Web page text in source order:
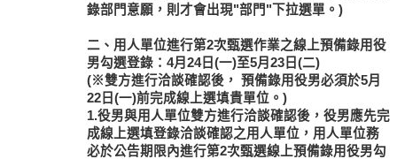
錄部門意願，則才會出現"部門"下拉選單。)
二、用人單位進行第2次甄選作業之線上預備錄用役
男勾選登錄：4月24日(一)至5月23日(二)
(※雙方進行洽談確認後， 預備錄用役男必須於5月
22日(一)前完成線上選填貴單位 。)
1.役男與用人單位雙方進行洽談確認後，役男應先完
成線上選填登錄洽談確認之用人單位，用人單位務
必於公告期限內進行第2次甄選線上預備錄用役男勾